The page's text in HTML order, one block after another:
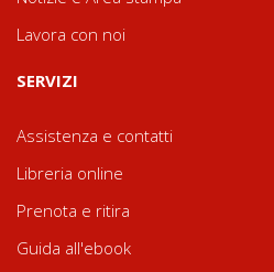
Lavora con noi
SERVIZI
Assistenza e contatti
Libreria online
Prenota e ritira
Guida all'ebook